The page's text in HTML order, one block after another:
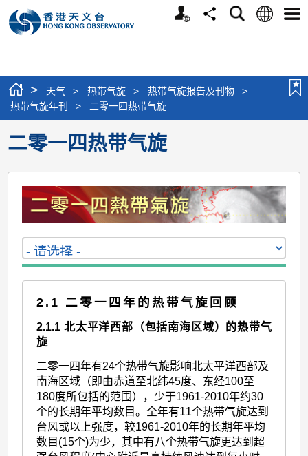
个
分
搜
语
选
> 天气 > 热带气旋 > 热带气旋报告及刊物
>
热带气旋年刊
> 二零一四热带气旋
二零一四热带气旋
2.1 二零一四年的热带气旋回顾
2.1.1 北太平洋西部（包括南海区域）的热带气
旋
二零一四年有24个热带气旋影响北太平洋西部及
南海区域（即由赤道至北纬45度、东经100至
180度所包括的范围），少于1961-2010年约30
个的长期年平均数目。全年有11个热带气旋达到
台风或以上强度，较1961-2010年的长期年平均
数目(15个)为少，其中有八个热带气旋更达到超